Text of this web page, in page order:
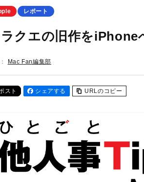
レポート
ラクエの旧作を
Mac Fan編集部
スト シェアする URLのコピー